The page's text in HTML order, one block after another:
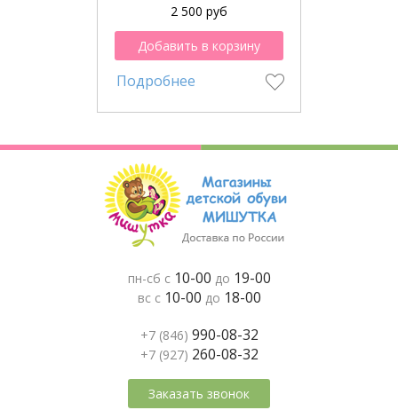
2 500 руб
Добавить в корзину
Подробнее
пн-сб с 10-00 до 19-00
вс с 10-00 до 18-00
+7 (846) 990-08-32
+7 (927) 260-08-32
Заказать звонок